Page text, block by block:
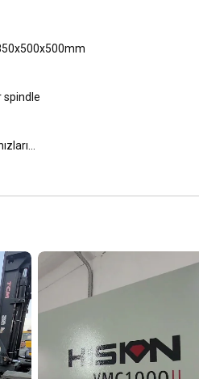
spindle
ile meehanite döküm gövde
ve Yüksek hassasiyet özellikleri ile
ile uzun süre bozulmayan rijitlik..